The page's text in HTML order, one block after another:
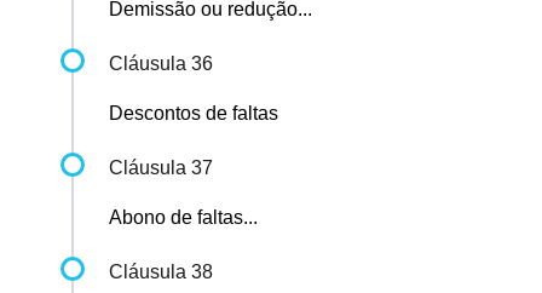
Demissão ou redução...
Cláusula 36
Descontos de faltas
Cláusula 37
Abono de faltas...
Cláusula 38